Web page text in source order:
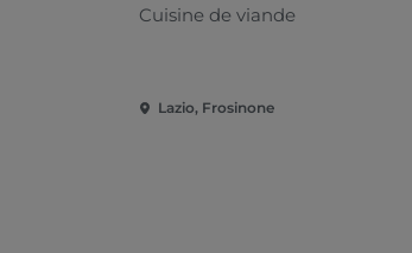
Cuisine de viande
Lazio, Frosinone